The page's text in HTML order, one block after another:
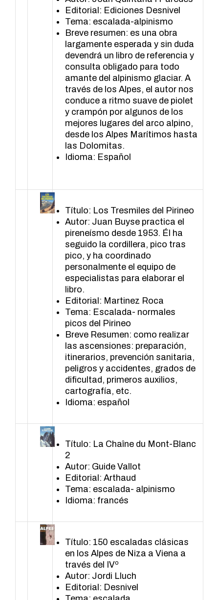
Editorial: Ediciones Desnivel
Tema: escalada-alpinismo
Breve resumen: es una obra
largamente esperada y sin duda
devendrá un libro de referencia y
consulta obligado para todo
amante del alpinismo glaciar. A
través de los Alpes, el autor nos
conduce a ritmo suave de piolet
y crampón por algunos de los
mejores lugares del arco alpino,
desde los Alpes Marítimos hasta
las Dolomitas.
Idioma: Español
Título: Los Tresmiles del Pirineo
Autor: Juan Buyse practica el
pireneísmo desde 1953. Él ha
seguido la cordillera, pico tras
pico, y ha coordinado
personalmente el equipo de
especialistas para elaborar el
libro.
Editorial: Martinez Roca
Tema: Escalada- normales
picos del Pirineo
Breve Resumen: como realizar
las ascensiones: preparación,
itinerarios, prevención sanitaria,
peligros y accidentes, grados de
dificultad, primeros auxilios,
cartografía, etc.
Idioma: español
Título: La Chaîne du Mont-Blanc
2
Autor: Guide Vallot
Editorial: Arthaud
Tema: escalada- alpinismo
Idioma: francés
Título: 150 escaladas clásicas
en los Alpes de Niza a Viena a
través del IVº
Autor: Jordi Lluch
Editorial: Desnivel